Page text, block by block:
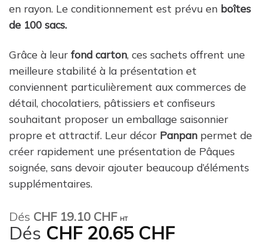
en rayon. Le conditionnement est prévu en boîtes
de 100 sacs.
Grâce à leur fond carton, ces sachets offrent une
meilleure stabilité à la présentation et
conviennent particulièrement aux commerces de
détail, chocolatiers, pâtissiers et confiseurs
souhaitant proposer un emballage saisonnier
propre et attractif. Leur décor Panpan permet de
créer rapidement une présentation de Pâques
soignée, sans devoir ajouter beaucoup d’éléments
supplémentaires.
Dés CHF19.10 CHF HT
Dés CHF20.65 CHF